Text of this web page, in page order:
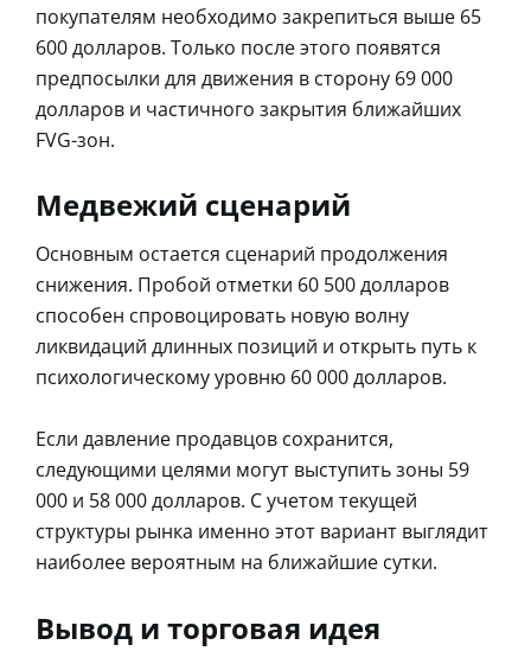
покупателям необходимо закрепиться выше 65
600 долларов. Только после этого появятся
предпосылки для движения в сторону 69 000
долларов и частичного закрытия ближайших
FVG-зон.
Медвежий сценарий
Основным остается сценарий продолжения
снижения. Пробой отметки 60 500 долларов
способен спровоцировать новую волну
ликвидаций длинных позиций и открыть путь к
психологическому уровню 60 000 долларов.
Если давление продавцов сохранится,
следующими целями могут выступить зоны 59
000 и 58 000 долларов. С учетом текущей
структуры рынка именно этот вариант выглядит
наиболее вероятным на ближайшие сутки.
Вывод и торговая идея